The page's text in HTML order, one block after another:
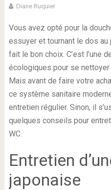
Diane Ruquier
Vous avez opté pour la
essuyer et tournant le dos
fait le bon choix. C’est l’une
écologiques pour se
Mais avant de faire votre
ce système sanitaire
entretien régulier. Sinon, il
quelques conseils pour
WC.
Entretien
japonaise